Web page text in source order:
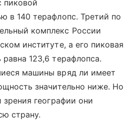
пиковой
в 140 терафлопс. Третий по
комплекс России
институте, а его пиковая
123,6 терафлопса.
машины вряд ли имеет
значительно ниже. Но
географии они
страну.